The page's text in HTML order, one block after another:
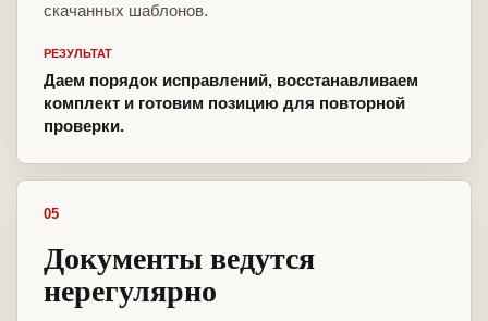
скачанных шаблонов.
РЕЗУЛЬТАТ
Даем порядок исправлений, восстанавливаем
комплект и готовим позицию для повторной
проверки.
05
Документы ведутся
нерегулярно